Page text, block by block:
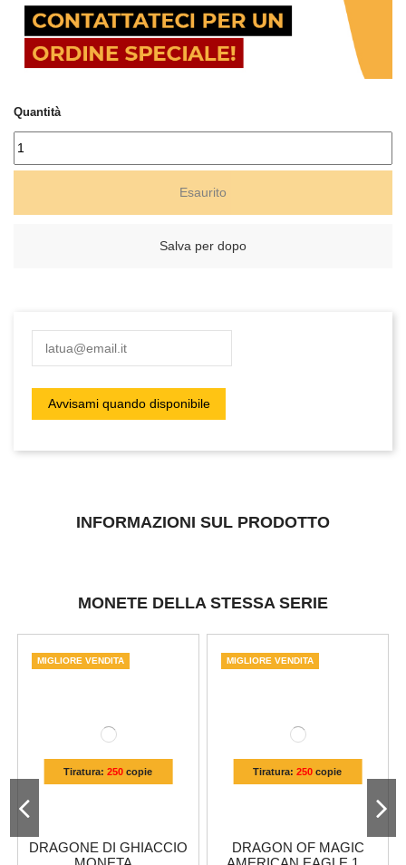
Quantità
Esaurito
Salva per dopo
INFORMAZIONI SUL PRODOTTO
MONETE DELLA STESSA SERIE
Tiratura:250 copie
MIGLIORE VENDITA
DRAGONE DI GHIACCIO
Tiratura:250 copie
MIGLIORE VENDITA
DRAGON OF MAGIC